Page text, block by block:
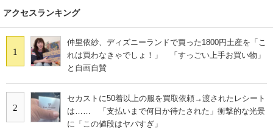
アクセスランキング
1
仲里依紗、ディズニーランドで買った1800円土産を「こ
れは買わなきゃでしょ！」 「すっごい上手お買い物」
と自画自賛
2
セカストに50着以上の服を買取依頼→渡されたレシート
は…… 「支払いまで何日か待たされた」衝撃的な光景
に「この値段はヤバすぎ」